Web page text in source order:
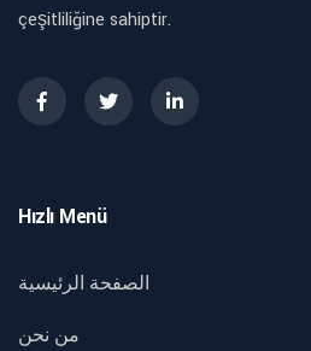
çeşitliliğine sahiptir.
Hızlı Menü
الصفحة الرئيسية
من نحن